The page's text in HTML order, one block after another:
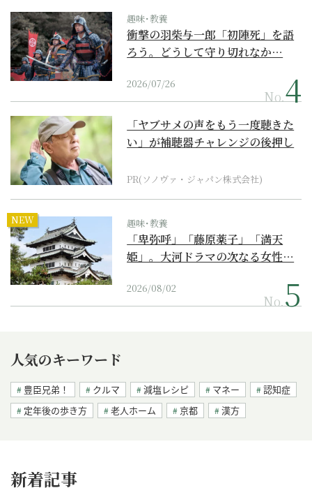
趣味･教養
衝撃の羽柴与一郎「初陣死」を語
ろう。どうして守り切れなか…
2026/07/26
No.
「ヤブサメの声をもう一度聴きた
い」が補聴器チャレンジの後押し
PR(ソノヴァ・ジャパン株式会社)
NEW 趣味･教養
「卑弥呼」「藤原薬子」「満天
姫」。大河ドラマの次なる女性…
2026/08/02
No.
人気のキーワード
豊臣兄弟！ クルマ 減塩レシピ マネー
認知症
定年後の歩き方
老人ホーム 京都 漢方
新着記事